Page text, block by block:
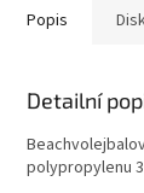
Popis
Detailní
polypropylenu